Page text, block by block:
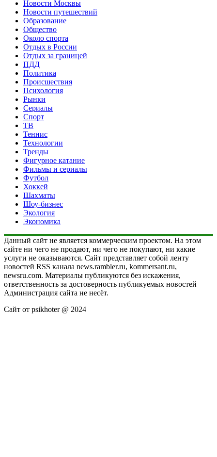
Новости Москвы
Новости путешествий
Образование
Общество
Около спорта
Отдых в России
Отдых за границей
ПДД
Политика
Происшествия
Психология
Рынки
Сериалы
Спорт
ТВ
Теннис
Технологии
Тренды
Фигурное катание
Фильмы и сериалы
Футбол
Хоккей
Шахматы
Шоу-бизнес
Экология
Экономика
Данный сайт не является коммерческим проектом. На этом
сайте ни чего не продают, ни чего не покупают, ни какие
услуги не оказываются. Сайт представляет собой ленту
новостей RSS канала news.rambler.ru, kommersant.ru,
newsru.com. Материалы публикуются без искажения,
ответственность за достоверность публикуемых новостей
Администрация сайта не несёт.
Сайт от psikhoter @ 2024